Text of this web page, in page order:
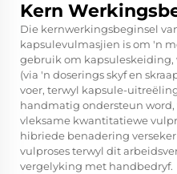
Kern
Die kernwerkingsbeginsel
kapsulevulmasjien is om 'n
gebruik om
(via 'n doserings skyf en
voer, terwyl kapsule-
handmatig ondersteun
vleksame kwantitatiewe
hibriede benadering
vulproses terwyl dit
vergelyking met handbedryf.